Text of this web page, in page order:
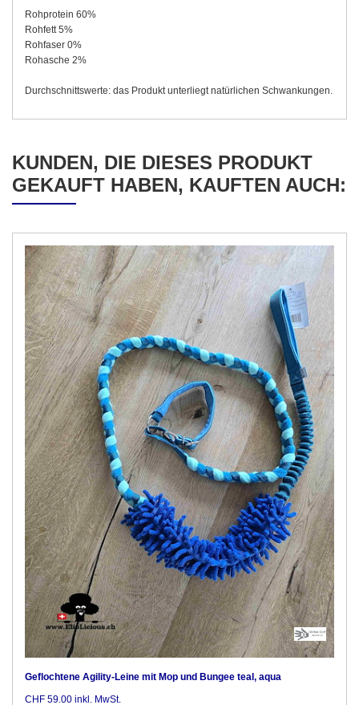
Rohprotein 60%
Rohfett 5%
Rohfaser 0%
Rohasche 2%
Durchschnittswerte: das Produkt unterliegt natürlichen Schwankungen.
KUNDEN, DIE DIESES PRODUKT
GEKAUFT HABEN, KAUFTEN AUCH:
Geflochtene Agility-Leine mit Mop und Bungee teal, aqua
CHF 59.00 inkl. MwSt.